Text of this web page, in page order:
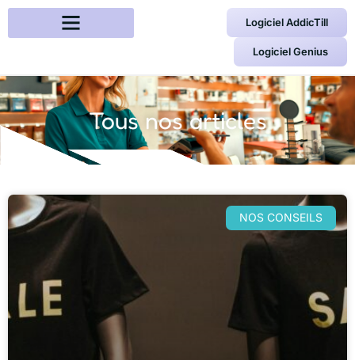
Logiciel AddicTill
Logiciel Genius
Tous nos articles
NOS CONSEILS